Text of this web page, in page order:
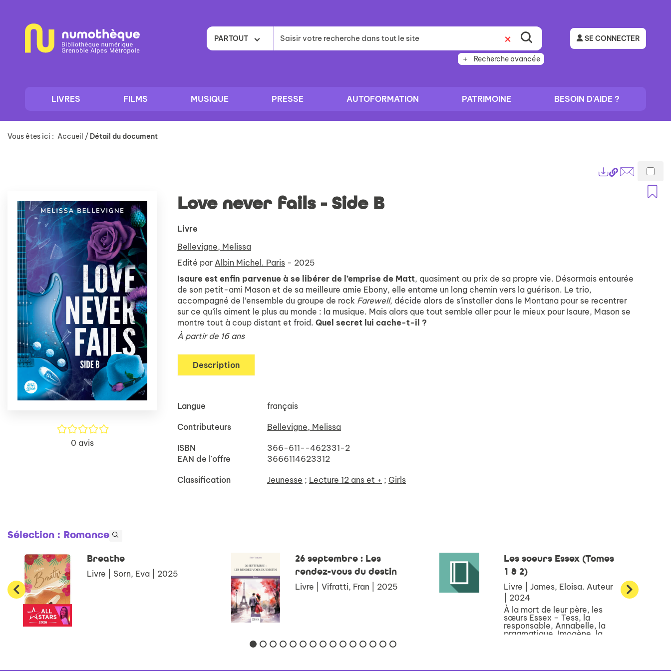
contenu
PARTOUT
Recherche avancée
SE CONNECTER
LIVRES FILMS MUSIQUE PRESSE AUTOFORMATION PATRIMOINE BESOIN D'AIDE ?
Vous êtes ici : Accueil / Détail du document
Lien
permanent
(Nouvelle
Envoyer
/5
0 avis
Love never fails - Side B
Livre
Bellevigne, Melissa
Edité par Albin Michel. Paris - 2025
Isaure est enfin parvenue à se libérer de l’emprise de Matt, quasiment au prix de sa propre vie. Désormais entourée
de son petit-ami Mason et de sa meilleure amie Ebony, elle entame un long chemin vers la guérison. Le trio,
accompagné de l’ensemble du groupe de rock Farewell, décide alors de s’installer dans le Montana pour se recentrer
sur ce qu’ils aiment le plus au monde : la musique. Mais alors que tout semble aller pour le mieux pour Isaure, Mason se
montre tout à coup distant et froid. Quel secret lui cache-t-il ?
À partir de 16 ans
Description
Langue français
Contributeurs Bellevigne, Melissa
ISBN
366-611--462331-2
EAN de l'offre
3666114623312
Classification Jeunesse ; Lecture 12 ans et + ; Girls
Sélection : Romance
Breathe
Livre | Sorn, Eva | 2025
26 septembre : Les
rendez-vous du destin
Livre | Vifratti, Fran | 2025
Les soeurs Essex (Tomes
1 & 2)
Livre | James, Eloisa. Auteur
| 2024
À la mort de leur père, les
sœurs Essex – Tess, la
responsable, Annabelle, la
pragmatique, Imogène, la